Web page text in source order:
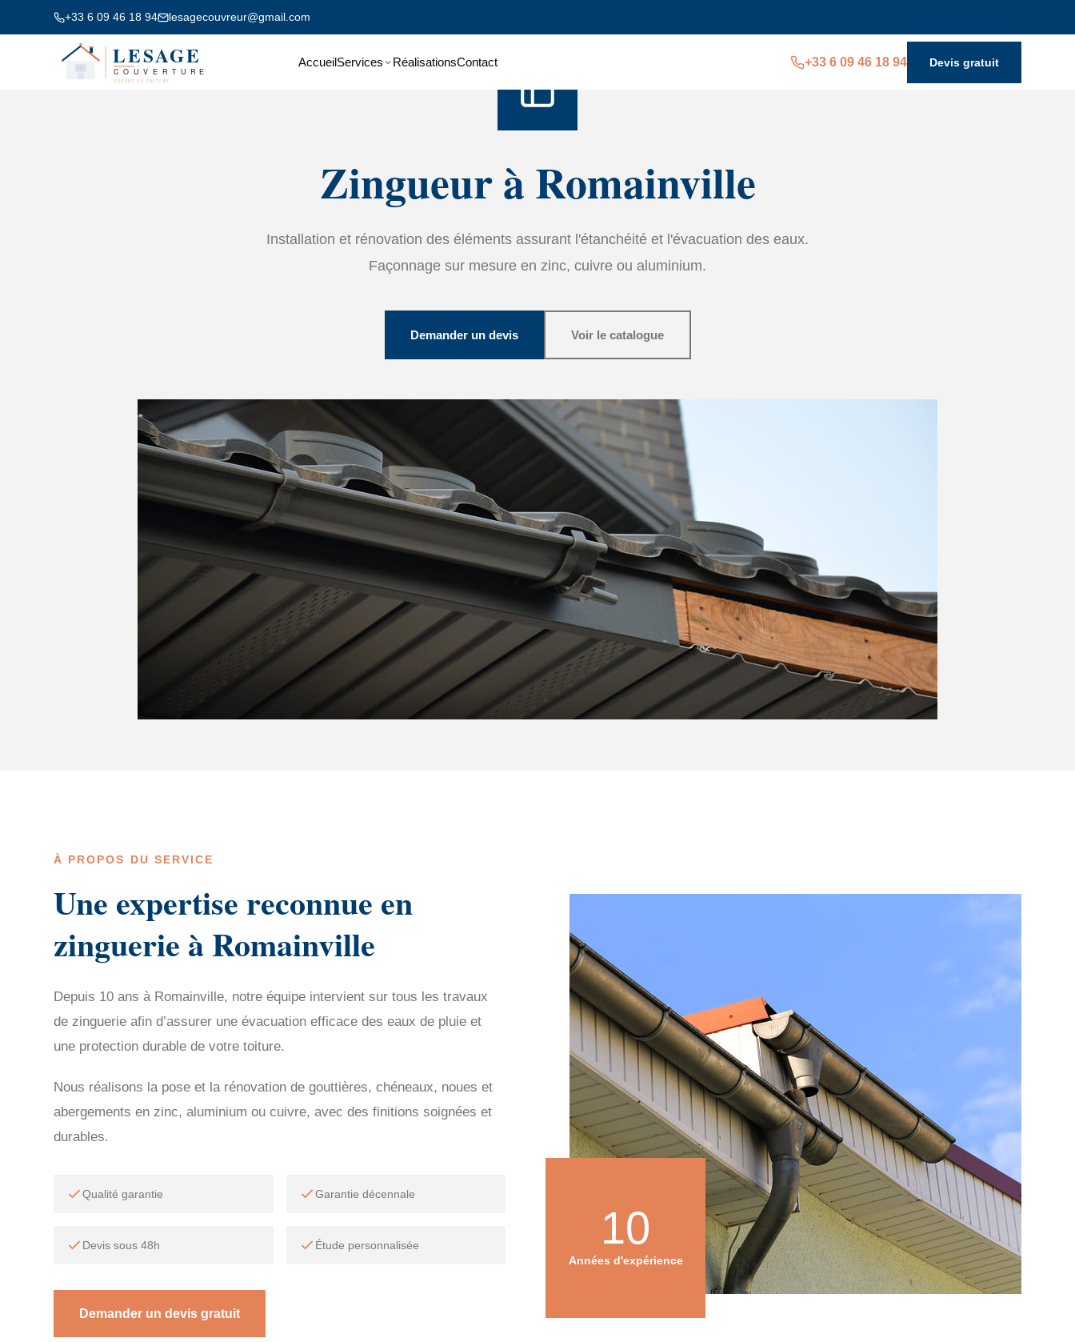
+33 6 09 46 18 94 lesagecouvreur@gmail.com
AccueilServices RéalisationsContact +33 6 09 46 18 94 Devis gratuit
Zingueur à Romainville
Installation et rénovation des éléments assurant l'étanchéité et l'évacuation des eaux.
Façonnage sur mesure en zinc, cuivre ou aluminium.
Demander un devis Voir le catalogue
À PROPOS DU SERVICE
Une expertise reconnue en
zinguerie à Romainville
Depuis 10 ans à Romainville, notre équipe intervient sur tous les travaux
de zinguerie afin d’assurer une évacuation efficace des eaux de pluie et
une protection durable de votre toiture.
Nous réalisons la pose et la rénovation de gouttières, chéneaux, noues et
abergements en zinc, aluminium ou cuivre, avec des finitions soignées et
durables.
Qualité garantie Garantie décennale
Devis sous 48h Étude personnalisée
Demander un devis gratuit
10
Années d'expérience